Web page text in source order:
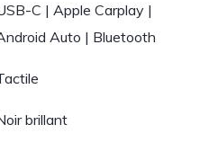
C | Apple Carplay |
Auto | Bluetooth
brillant